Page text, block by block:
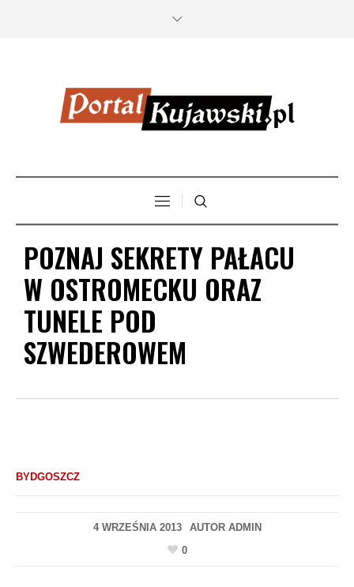
POZNAJ SEKRETY PAŁACU
W OSTROMECKU ORAZ
TUNELE POD
SZWEDEROWEM
BYDGOSZCZ
4 WRZEŚNIA 2013 AUTOR ADMIN
0